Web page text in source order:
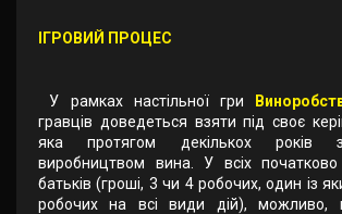
ІГРОВИЙ ПРОЦЕС
У рамках настільної гри
гравців доведеться взяти під своє
яка протягом декількох років
виробництвом вина. У всіх
батьків (гроші, 3 чи 4 робочих, один із
робочих на всі види дій), можливо,